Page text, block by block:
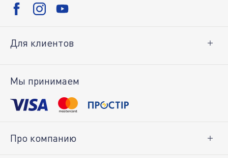
Для клиентов
Возврат товара
Мы принимаем
Про компанию